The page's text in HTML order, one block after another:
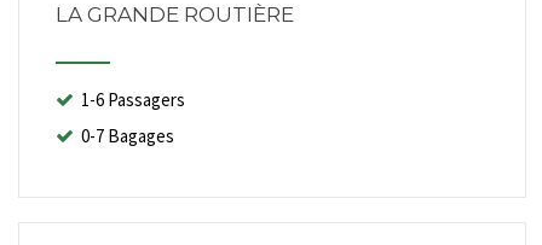
LA GRANDE ROUTIÈRE
1-6 Passagers
0-7 Bagages